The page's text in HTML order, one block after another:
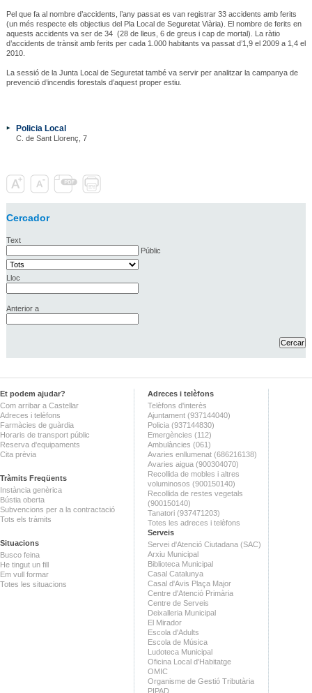
Pel que fa al nombre d’accidents, l’any passat es van registrar 33 accidents amb ferits
(un més respecte els objectius del Pla Local de Seguretat Viària). El nombre de ferits en
aquests accidents va ser de 34 (28 de lleus, 6 de greus i cap de mortal). La ràtio
d’accidents de trànsit amb ferits per cada 1.000 habitants va passat d’1,9 el 2009 a 1,4 el
2010.
La sessió de la Junta Local de Seguretat també va servir per analitzar la campanya de
prevenció d’incendis forestals d’aquest proper estiu.
Policia Local
C. de Sant Llorenç, 7
Cercador
Text
Públic
Lloc
Anterior a
Et podem ajudar?
Com arribar a Castellar
Adreces i telèfons
Farmàcies de guàrdia
Horaris de transport públic
Reserva d'equipaments
Cita prèvia
Tràmits Freqüents
Instància genèrica
Bústia oberta
Subvencions per a la contractació
Tots els tràmits
Situacions
Busco feina
He tingut un fill
Em vull formar
Totes les situacions
Adreces i telèfons
Telèfons d'interès
Ajuntament (937144040)
Policia (937144830)
Emergències (112)
Ambulàncies (061)
Avaries enllumenat (686216138)
Avaries aigua (900304070)
Recollida de mobles i altres
voluminosos (900150140)
Recollida de restes vegetals
(900150140)
Tanatori (937471203)
Totes les adreces i telèfons
Serveis
Servei d'Atenció Ciutadana (SAC)
Arxiu Municipal
Biblioteca Municipal
Casal Catalunya
Casal d'Avis Plaça Major
Centre d'Atenció Primària
Centre de Serveis
Deixalleria Municipal
El Mirador
Escola d'Adults
Escola de Música
Ludoteca Municipal
Oficina Local d'Habitatge
OMIC
Organisme de Gestió Tributària
PIPAD